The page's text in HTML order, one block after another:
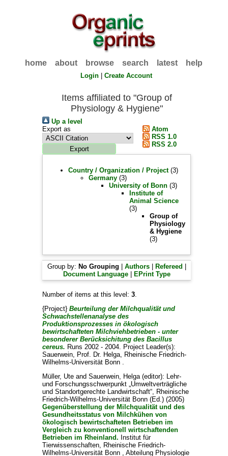
home about browse search latest help
Login |Create Account
Items affiliated to "Group of
Physiology & Hygiene"
Up a level
Export as
Atom
RSS 1.0
RSS 2.0
Country / Organization / Project(3)
Germany (3)
University of Bonn (3)
Institute of
Animal Science
(3)
Group of
Physiology
& Hygiene
(3)
Group by: No Grouping Authors| Refereed
Document Language| EPrint Type
Number of items at this level:3.
{Project}Beurteilung der Milchqualität und
Schwachstellenanalyse des
Produktionsprozesses in ökologisch
bewirtschafteten Milchviehbetrieben - unter
besonderer Berücksichitung des Bacillus
cereus. Runs 2002 - 2004. Project Leader(s):
Sauerwein, Prof. Dr. Helga, Rheinische Friedrich-
Wilhelms-Universität Bonn .
Müller, Ute andSauerwein, Helga(editor): Lehr-
und Forschungsschwerpunkt „Umweltverträgliche
und Standortgerechte Landwirtschaft“, Rheinische
Friedrich-Wilhelms-Universität Bonn (Ed.) (2005)
Gegenüberstellung der Milchqualität und des
Gesundheitsstatus von Milchkühen von
ökologisch bewirtschafteten Betrieben im
Vergleich zu konventionell wirtschaftenden
Betrieben im Rheinland. Institut für
Tierwissenschaften, Rheinische Friedrich-
Wilhelms-Universität Bonn , Abteilung Physiologie